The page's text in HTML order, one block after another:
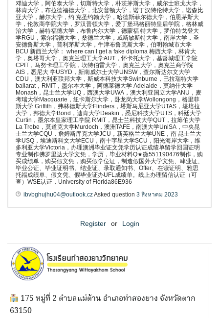
邓迪大学，阿伯泰大学，切斯特大学，朴茨茅斯大学，威尔士班戈大学，
林肯大学，布拉德福德大学，北安普顿大学，诺丁汉特伦特大学，诺森比
亚大学，赫尔大学，约 克圣约翰大学，哈德斯菲尔德大学，伯恩茅斯大
学，伦敦商学院大学，罗汉普顿大学，爱丁堡玛格丽特皇后学院，格林威
治大学，赫特福德大学，布鲁内尔大学，德蒙福 特大学，罗伯特戈登大
学RGU，索尔福德大学，桑德兰大学，威斯敏斯特大学，南岸大学，圣
安德鲁斯大学，普利茅斯大学，牛津布鲁克斯大学，伯明翰城市大学
BCU 新西兰大学： where can I get a fake diploma 梅西大学，林肯大
学，奥塔哥大学，奥克兰理工大学AUT，怀卡托大学，基督城理工学院
CPIT，马努卡理工学院，坎特伯雷大学，奥克兰大学，奥克兰商学院
AIS，悉尼大 学USYD，新南威尔士大学UNSW，查尔斯达尔文大学
CDU，澳大利亚联邦大学，斯威本科技大学Swinburne，巴拉瑞特大学
ballarat，RMIT，墨尔本大学，阿德莱德大学 Adelaide，莫纳什大学
Monash，昆士兰大学UQ，西澳大学UWA，澳大利亚国立大学ANU，麦
考瑞大学Macquarie，纽卡斯尔大学，卧龙岗大学Wollongong，格里菲
斯大学 Griffith，弗林德斯大学Flinders，塔斯马尼亚大学UTAS，堪培拉
大学，邦德大学Bond，迪肯大学Deakin，悉尼科技大学UTS，科廷大学
Curtin，墨尔本皇家理工学院 RMIT，昆士兰科技大学QUT，拉筹伯大学
La Trobe，莫道克大学Murdoch，澳洲TAFE，南澳大学UniSA，中央昆
士兰大学CQU，詹姆斯库克大学JCU，新英格兰大学UNE，南 昆士兰大
学USQ，埃迪斯科文大学ECU，南十字星大学SCU，阳光海岸大学，维
多利亚大学Victoria，办理澳洲毕业证文凭学历认证成绩单留学回国证明
专业制作佛罗里达大学文凭，学历，毕业材料Q★微551190476制作，购
买成绩单，购买假文凭，购买假学位证，制造假国外大学文凭、肆业证、
毕业公证、毕业证明书、结业证、录取通知书、Offer、在读证明、雅思
托福成绩单、假文凭、假毕业证办UFL成绩单。线上办理留信认证（可
查）WSE认证，University of Florida86E936
ibvbghujhu04@outlook.czAsked question 3 สิงหาคม 2023
Register or Login
175 หมู่ที่ 2 ตำบลแม่ต้าน อำเภอท่าสองยาง จังหวัดตาก
63150